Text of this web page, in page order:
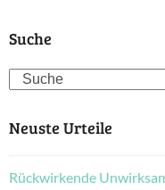
Suche
Search
Neuste Urteile
Rückwirkende